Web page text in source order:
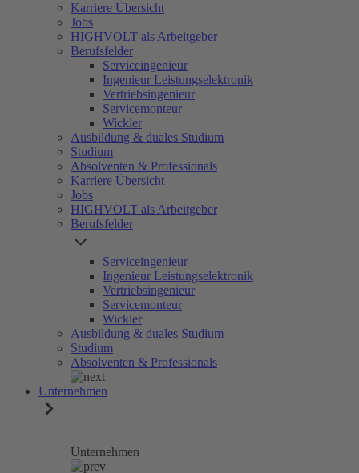
Karriere Übersicht
Jobs
HIGHVOLT als Arbeitgeber
Berufsfelder
Serviceingenieur
Ingenieur Leistungselektronik
Vertriebsingenieur
Servicemonteur
Wickler
Ausbildung & duales Studium
Studium
Absolventen & Professionals
Karriere Übersicht
Jobs
HIGHVOLT als Arbeitgeber
Berufsfelder
Serviceingenieur
Ingenieur Leistungselektronik
Vertriebsingenieur
Servicemonteur
Wickler
Ausbildung & duales Studium
Studium
Absolventen & Professionals
Unternehmen
Unternehmen